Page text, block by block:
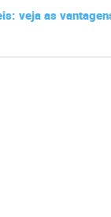
veja as